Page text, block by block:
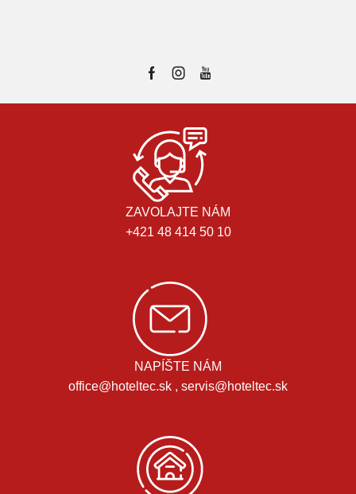
ZAVOLAJTE NÁM
+421 48 414 50 10
NAPÍŠTE NÁM
office@hoteltec.sk , servis@hoteltec.sk